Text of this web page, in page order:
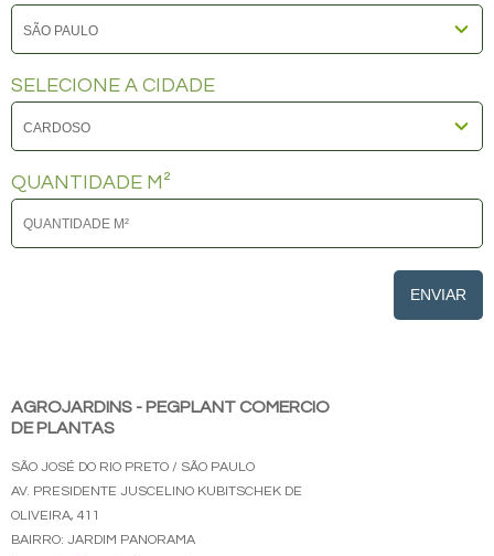
SELECIONE A CIDADE
QUANTIDADE M²
ENVIAR
AGROJARDINS - PEGPLANT COMERCIO
DE PLANTAS
SÃO JOSÉ DO RIO PRETO / SÃO PAULO
AV. PRESIDENTE JUSCELINO KUBITSCHEK DE
OLIVEIRA, 411
BAIRRO: JARDIM PANORAMA